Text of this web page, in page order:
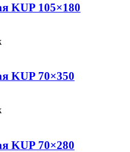
KUP 105×180
KUP 70×350
KUP 70×280